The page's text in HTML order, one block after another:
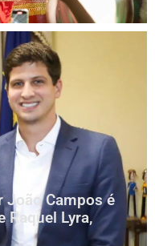
João Campos é
Raquel Lyra,